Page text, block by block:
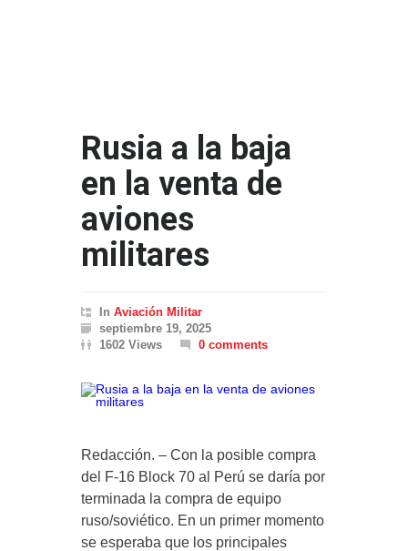
Rusia a la baja
en la venta de
aviones
militares
In Aviación Militar
septiembre 19, 2025
1602 Views
0 comments
Redacción. – Con la posible compra
del F-16 Block 70 al Perú se daría por
terminada la compra de equipo
ruso/soviético. En un primer momento
se esperaba que los principales